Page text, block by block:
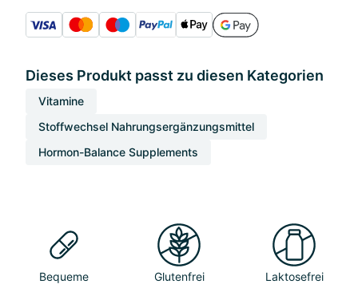
Dieses Produkt passt zu diesen Kategorien
Vitamine
Stoffwechsel Nahrungsergänzungsmittel
Hormon-Balance Supplements
Bequeme
Glutenfrei Laktosefrei